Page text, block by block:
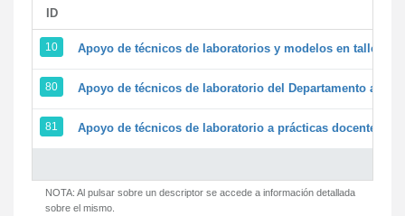
ID
10 Apoyo de técnicos de laboratorios y modelos en
80 Apoyo de técnicos de laboratorio del Departamento a la
81 Apoyo de técnicos de laboratorio a prácticas docentes y
NOTA: Al pulsar sobre un descriptor se accede a información detallada
sobre el mismo.